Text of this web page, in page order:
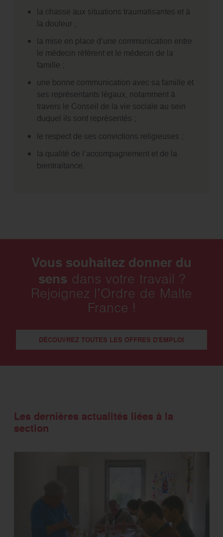
la chasse aux situations traumatisantes et à
la douleur ;
la mise en place d’une communication entre
le médecin référent et le médecin de la
famille ;
une bonne communication avec sa famille et
ses représentants légaux, notamment à
travers le Conseil de la vie sociale au sein
duquel ils sont représentés ;
le respect de ses convictions religieuses ;
la qualité de l’accompagnement et de la
bientraitance.
Vous souhaitez donner du
sens dans votre travail ?
Rejoignez l’Ordre de Malte
France !
DÉCOUVREZ TOUTES LES OFFRES D'EMPLOI
Les dernières actualités liées à la
section